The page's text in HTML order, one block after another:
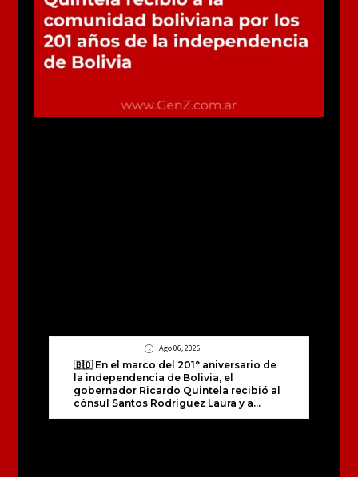
Ago 06, 2026
🇧🇴 En el marco del 201° aniversario de
la independencia de Bolivia, el
gobernador Ricardo Quintela recibió al
cónsul Santos Rodríguez Laura y a...